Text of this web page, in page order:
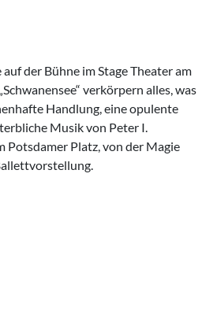
der Bühne im Stage Theater am
verkörpern alles, was
Handlung, eine opulente
Musik von Peter I.
Potsdamer Platz, von der Magie